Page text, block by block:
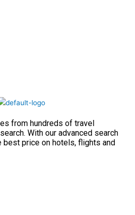
from hundreds of travel
With our advanced search
best price on hotels, flights and